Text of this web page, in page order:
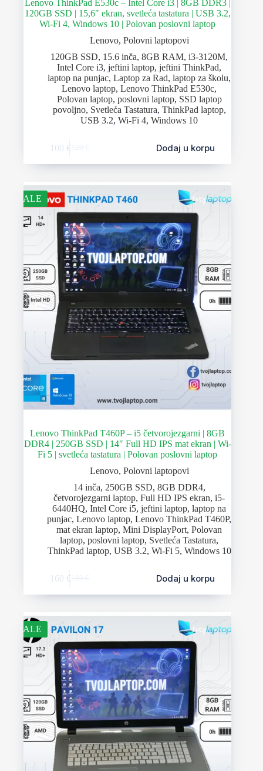
Lenovo ThinkPad E530c – Intel Core i3 | 8GB DDR3 |
120GB SSD | 15,6″ ekran, svetleća tastatura | USB 3.2,
Wi-Fi 4, Windows 10 | Polovan poslovni laptop
Lenovo, Polovni laptopovi
120GB SSD, 15.6 inča,8GB RAM,i3-3120M,
Intel Core i3,jeftini laptop,jeftini ThinkPad,
laptop na punjac,Laptop za Rad,laptop za školu,
Lenovo laptop,Lenovo ThinkPad E530c,
Polovan laptop, poslovni laptop, SSD laptop
povoljno, Svetleća Tastatura, ThinkPad laptop,
USB 3.2,Wi-Fi 4,Windows 10
100 € Dodaj u korpu
SALE
Lenovo ThinkPad T460P – i5 četvorojezgarni | 8GB
DDR4 | 250GB SSD | 14″ Full HD IPS mat ekran | Wi-
Fi 5 | svetleća tastatura | Polovan poslovni laptop
Lenovo, Polovni laptopovi
14 inča, 250GB SSD, 8GB DDR4,
četvorojezgarni laptop,Full HD IPS ekran,i5-
6440HQ,Intel Core i5,jeftini laptop,laptop na
punjac,Lenovo laptop,Lenovo ThinkPad T460P,
mat ekran laptop,Mini DisplayPort,Polovan
laptop,poslovni laptop, Svetleća Tastatura,
ThinkPad laptop, USB 3.2, Wi-Fi 5, Windows 10
160 € Dodaj u korpu
SALE